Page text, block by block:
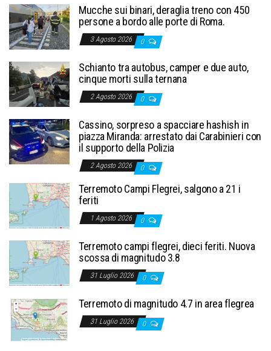
Mucche sui binari, deraglia treno con 450
persone a bordo alle porte di Roma.
3 Agosto 2026 0
Schianto tra autobus, camper e due auto,
cinque morti sulla ternana
2 Agosto 2026 0
Cassino, sorpreso a spacciare hashish in
piazza Miranda: arrestato dai Carabinieri con
il supporto della Polizia
2 Agosto 2026 0
Terremoto Campi Flegrei, salgono a 21 i
feriti
1 Agosto 2026 0
Terremoto campi flegrei, dieci feriti. Nuova
scossa di magnitudo 3.8
31 Luglio 2026 0
Terremoto di magnitudo 4.7 in area flegrea
31 Luglio 2026 0